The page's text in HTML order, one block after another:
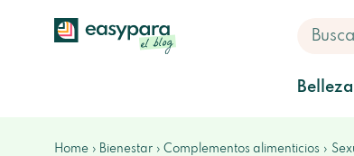
Belleza
Home Bienestar Complementos alimenticios